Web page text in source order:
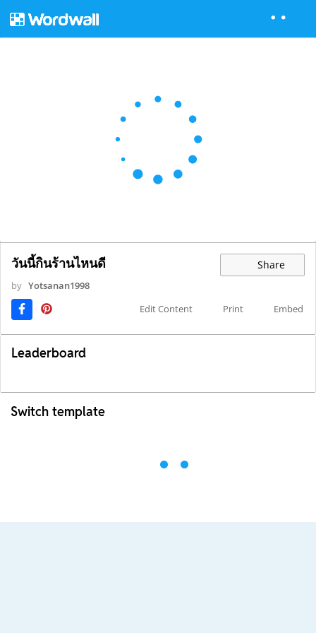
วันนี้กินร้านไหนดี Share
by Yotsanan1998
Edit Content
Print Embed
Leaderboard
Switch template